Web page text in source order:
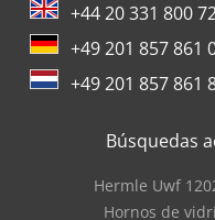
+44 20 331 800
+49 201 857 861
+49 201 857 861
Búsquedas
Hermle Uwf
Hornos de